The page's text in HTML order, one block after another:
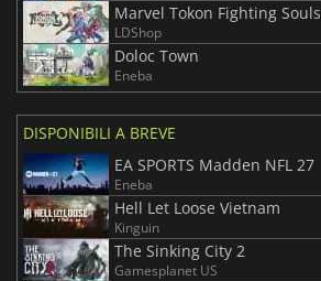
Marvel Tokon Fighting Souls
LDShop
Doloc Town
Eneba
DISPONIBILI A BREVE
EA SPORTS Madden NFL 27
Eneba
Hell Let Loose Vietnam
Kinguin
The Sinking City 2
Gamesplanet US